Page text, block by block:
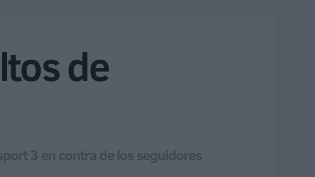
de
3 en contra de los seguidores